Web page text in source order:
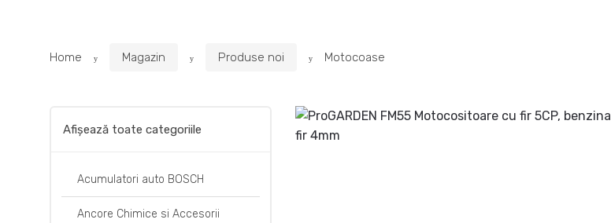
Home Magazin Produse noi Motocoase
Afișează toate categoriile
Acumulatori auto BOSCH
Ancore Chimice si Accesorii